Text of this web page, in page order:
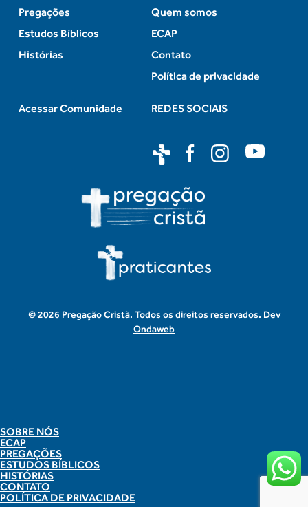
Pregações
Estudos Bíblicos
Histórias
Quem somos
ECAP
Contato
Política de privacidade
Acessar Comunidade REDES SOCIAIS
© 2026 Pregação Cristã. Todos os direitos reservados. Dev
Ondaweb
SOBRE NÓS
ECAP
PREGAÇÕES
ESTUDOS BÍBLICOS
HISTÓRIAS
CONTATO
POLÍTICA DE PRIVACIDADE